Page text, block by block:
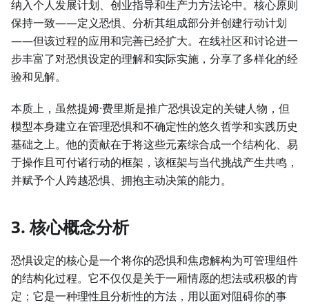
纳入个人发展计划、创业指导和生产力方法论中。核心原则
保持一致——定义恐惧、分析其组成部分并创建行动计划
——但该过程的应用和完善已经扩大。在线社区和讨论进一
步丰富了对恐惧设定的理解和实际实施，分享了多样化的经
验和见解。
本质上，虽然提姆·费里斯是推广恐惧设定的关键人物，但
模型本身建立在管理恐惧和不确定性的悠久哲学和实践历史
基础之上。他的贡献在于将这些元素综合成一个结构化、易
于操作且可付诸行动的框架，该框架与当代挑战产生共鸣，
并赋予个人跨越恐惧、拥抱主动决策的能力。
3. 核心概念分析
恐惧设定的核心是一个将你的恐惧和焦虑解构为可管理组件
的结构化过程。它不仅仅是关于一厢情愿的想法或积极的肯
定；它是一种理性且分析性的方法，用以面对阻碍你的事